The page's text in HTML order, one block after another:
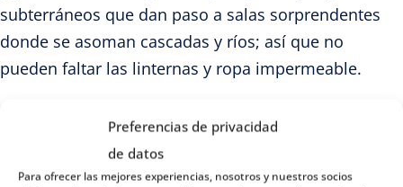
Preferencias de privacidad
de datos
Para ofrecer las mejores experiencias, nosotros y nuestros socios
subterráneos que dan paso a salas sorprendentes
donde se asoman cascadas y ríos; así que no
pueden faltar las linternas y ropa impermeable.
las profundidades rocosas, estuviera vinculado con
las leyendas, creencias y mitos de la estadía de los